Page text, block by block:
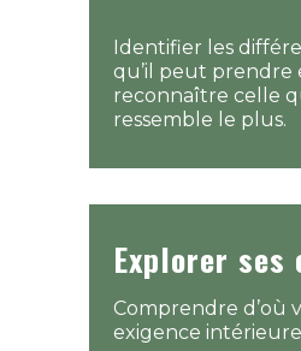
Identifier les
qu’il peut prendre
reconnaître celle
ressemble le plus.
Explorer ses
Comprendre d’où
exigence